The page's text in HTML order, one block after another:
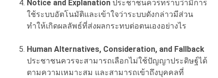
Notice and Explanation ประชาชนควรทราบว่ามีการ
ใช้ระบบอัตโนมัติและเข้าใจว่าระบบดังกล่าวมีส่วน
ทำให้เกิดผลลัพธ์ที่ส่งผลกระทบต่อตนเองอย่างไร
Human Alternatives, Consideration, and Fallback
ประชาชนควรจะสามารถเลือกไม่ใช้ปัญญาประดิษฐ์ได้
ตามความเหมาะสม และสามารถเข้าถึงบุคคลที่